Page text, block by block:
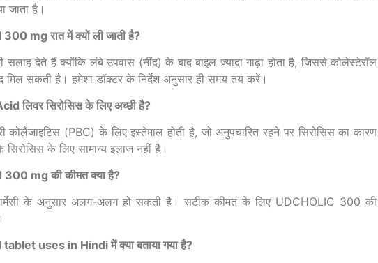
जाता है।
mg रात में क्यों ली जाती है?
देते हैं क्योंकि लंबे उपवास (नींद) के बाद बाइल ज़्यादा गाढ़ा होता है, जिससे कोलेस्टेरॉल
मिल सकती है। हमेशा डॉक्टर के निर्देश अनुसार ही समय तय करें।
लिवर सिरोसिस के लिए अच्छी है?
कोलैंजाइटिस (PBC) के लिए इस्तेमाल होती है, जो अनुपचारित रहने पर सिरोसिस का कारण
के लिए सामान्य इलाज नहीं है।
mg की कीमत क्या है?
के अनुसार अलग-अलग हो सकती है। सटीक कीमत के लिए UDCHOLIC 300 की
uses in Hindi में क्या बताया गया है?